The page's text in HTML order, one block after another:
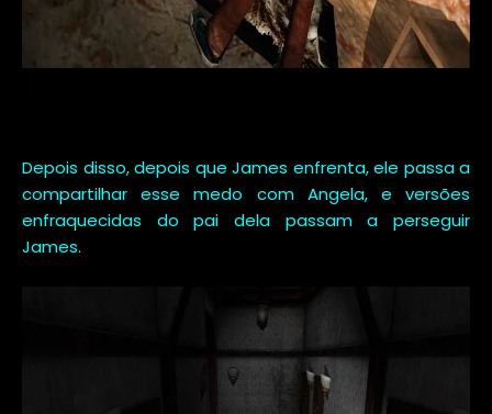
Depois disso, depois que James enfrenta, ele passa a
compartilhar esse medo com Angela, e versões
enfraquecidas do pai dela passam a perseguir
James.